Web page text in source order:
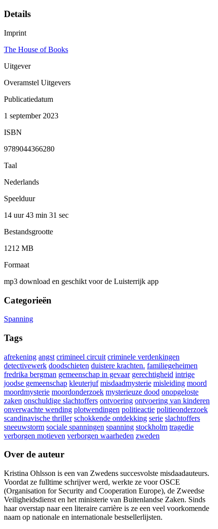
Details
Imprint
The House of Books
Uitgever
Overamstel Uitgevers
Publicatiedatum
1 september 2023
ISBN
9789044366280
Taal
Nederlands
Speelduur
14 uur 43 min 31 sec
Bestandsgrootte
1212 MB
Formaat
mp3 download en geschikt voor de Luisterrijk app
Categorieën
Spanning
Tags
afrekening angst crimineel circuit criminele verdenkingen
detectivewerk doodschieten duistere krachten. familiegeheimen
fredrika bergman gemeenschap in gevaar gerechtigheid intrige
joodse gemeenschap kleuterjuf misdaadmysterie misleiding moord
moordmysterie moordonderzoek mysterieuze dood onopgeloste
zaken onschuldige slachtoffers ontvoering ontvoering van kinderen
onverwachte wending plotwendingen politieactie politieonderzoek
scandinavische thriller schokkende ontdekking serie slachtoffers
sneeuwstorm sociale spanningen spanning stockholm tragedie
verborgen motieven verborgen waarheden zweden
Over de auteur
Kristina Ohlsson is een van Zwedens succesvolste misdaadauteurs.
Voordat ze fulltime schrijver werd, werkte ze voor OSCE
(Organisation for Security and Cooperation Europe), de Zweedse
Veiligheidsdienst en het ministerie van Buitenlandse Zaken. Sinds
haar overstap naar een literaire carrière is ze een veel voorkomende
naam op nationale en internationale bestsellerlijsten.